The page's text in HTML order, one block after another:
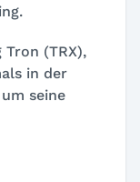
(TRX),
in der
seine